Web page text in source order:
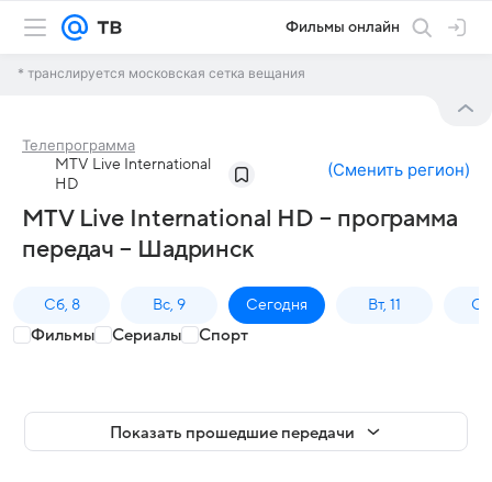
Фильмы онлайн
* транслируется московская сетка вещания
Телепрограмма
MTV Live International
HD
(Сменить регион)
MTV Live International HD – программа
передач – Шадринск
Сб, 8 Вс, 9 Сегодня Вт, 11
Фильмы Сериалы Спорт
Показать прошедшие передачи